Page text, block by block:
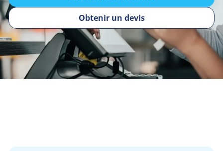
Obtenir un devis